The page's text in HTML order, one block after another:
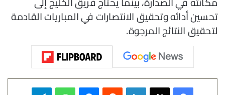
تحسين أدائه وتحقيق الانتصارات في المباريات القادمة
لتحقيق النتائج المرجوة.
فيسبوك ‫X لينكدإن واتساب